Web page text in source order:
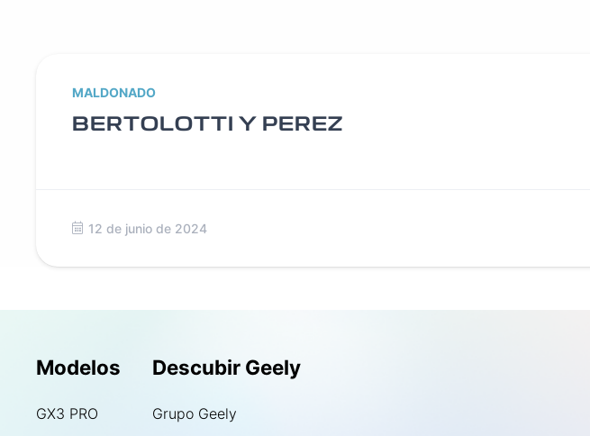
MALDONADO
BERTOLOTTI Y PEREZ
12 de junio de 2024
Modelos
GX3 PRO
Descubir Geely
Grupo Geely